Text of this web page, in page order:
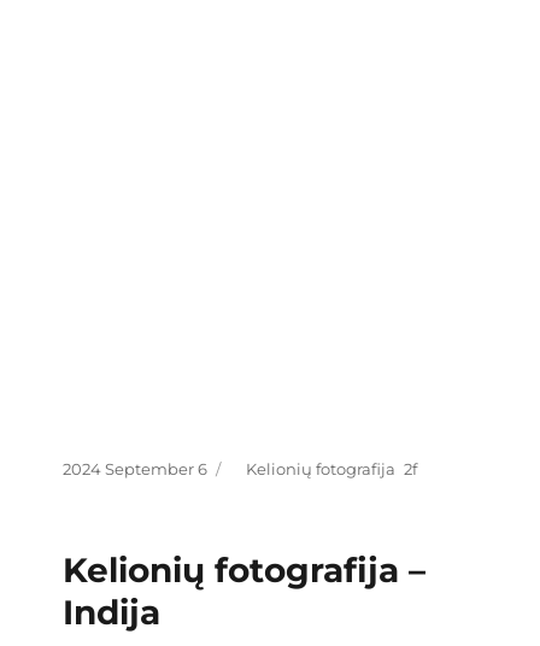
Posted
2024 September 6 Categories
Kelionių fotografija
Kelionių fotografija –
Indija